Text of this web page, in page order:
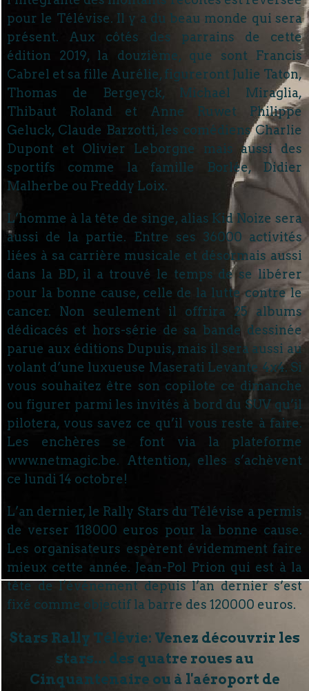
pour le Télévise. Il y a du beau monde qui sera
présent. Aux côtés des parrains de cette
édition 2019, la douzième, que sont Francis
Cabrel et sa fille Aurélie, figureront Julie Taton,
Thomas de Bergeyck, Michael Miraglia,
Thibaut Roland et Anne Ruwet Philippe
Geluck, Claude Barzotti, les comédiens Charlie
Dupont et Olivier Leborgne mais aussi des
sportifs comme la famille Borlée, Didier
Malherbe ou Freddy Loix.
L’homme à la tête de singe, alias Kid Noize sera
aussi de la partie. Entre ses 36000 activités
liées à sa carrière musicale et désormais aussi
dans la BD, il a trouvé le temps de se libérer
pour la bonne cause, celle de la lutte contre le
cancer. Non seulement il offrira 25 albums
dédicacés et hors-série de sa bande dessinée
parue aux éditions Dupuis, mais il sera aussi au
volant d’une luxueuse Maserati Levante 4x4. Si
vous souhaitez être son copilote ce dimanche
ou figurer parmi les invités à bord du SUV qu’il
pilotera, vous savez ce qu’il vous reste à faire.
Les enchères se font via la plateforme
www.netmagic.be. Attention, elles s’achèvent
ce lundi 14 octobre!
L’an dernier, le Rally Stars du Télévise a permis
de verser 118000 euros pour la bonne cause.
Les organisateurs espèrent évidemment faire
mieux cette année. Jean-Pol Prion qui est à la
tête de l’événement depuis l’an dernier s’est
fixé comme objectif la barre des 120000 euros.
Stars Rally Télévie: Venez découvrir les
stars... des quatre roues au
Cinquantenaire ou à l'aéroport de